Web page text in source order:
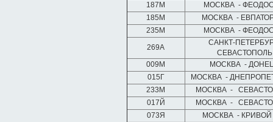
187М
МОСКВА -
185М
МОСКВА -
235М
МОСКВА -
269А
САНКТ-
009М
МОСКВА -
015Г
МОСКВА -
233М
МОСКВА -
017Й
МОСКВА -
073Я
МОСКВА - КРИВОЙ